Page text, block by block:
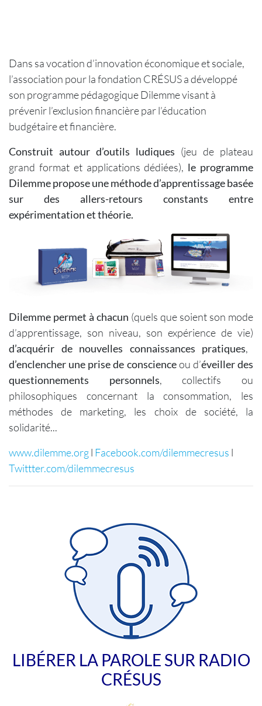
Dans sa vocation d’innovation économique et sociale,
l’association pour la fondation CRÉSUS a développé
son programme pédagogique Dilemme visant à
prévenir l’exclusion financière par l’éducation
budgétaire et financière.
Construit autour d’outils ludiques (jeu de plateau
grand format et applications dédiées), le programme
Dilemme propose une méthode d’apprentissage basée
sur des allers-retours constants entre
expérimentation et théorie.
Dilemme permet à chacun (quels que soient son mode
d’apprentissage, son niveau, son expérience de vie)
d’acquérir de nouvelles connaissances pratiques,
d’enclencher une prise de conscienceou d’éveiller des
questionnements personnels, collectifs ou
philosophiques concernant la consommation, les
méthodes de marketing, les choix de société, la
solidarité...
www.dilemme.orgl Facebook.com/dilemmecresus l
Twittter.com/dilemmecresus
LIBÉRER LA PAROLE SUR RADIO
CRÉSUS